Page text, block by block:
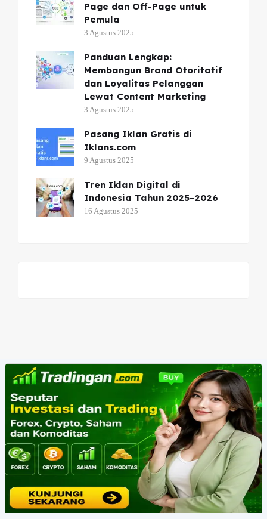
Page dan Off-Page untuk
Pemula
3 Agustus 2025
Panduan Lengkap:
Membangun Brand Otoritatif
dan Loyalitas Pelanggan
Lewat Content Marketing
3 Agustus 2025
Pasang Iklan Gratis di
Iklans.com
9 Agustus 2025
Tren Iklan Digital di
Indonesia Tahun 2025–2026
16 Agustus 2025